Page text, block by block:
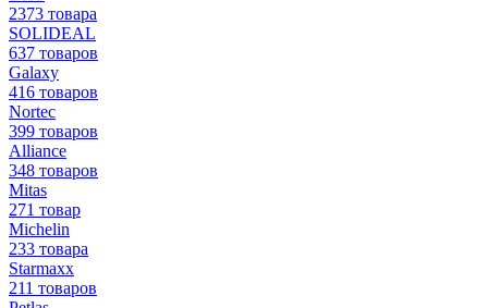
2373 товара
SOLIDEAL
637 товаров
Galaxy
416 товаров
Nortec
399 товаров
Alliance
348 товаров
Mitas
271 товар
Michelin
233 товара
Starmaxx
211 товаров